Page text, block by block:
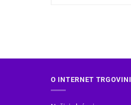
O INTERNET TRGOVINI